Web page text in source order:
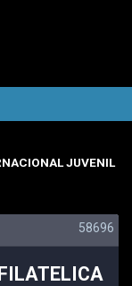
JUVENIL
58696